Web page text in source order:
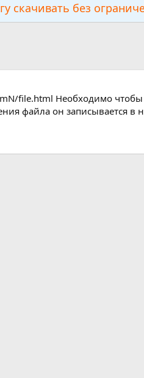
скачивать без
file.html Необходимо чтобы
файла он записывается в